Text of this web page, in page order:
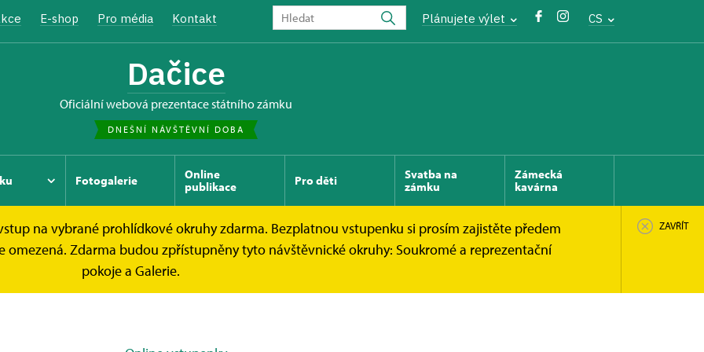
E-shop Pro média Kontakt Plánujete výlet CS
Dačice
oficiální webová prezentace státního zámku
DNEŠNÍ NÁVŠTĚVNÍ DOBA
Fotogalerie
Online
publikace
Pro děti
Svatba na
zámku
Zámecká
kavárna
na vybrané prohlídkové okruhy zdarma. Bezplatnou vstupenku si prosím zajistěte předem
Zdarma budou zpřístupněny tyto návštěvnické okruhy: Soukromé a reprezentační
pokoje a Galerie.
ZAVŘÍT